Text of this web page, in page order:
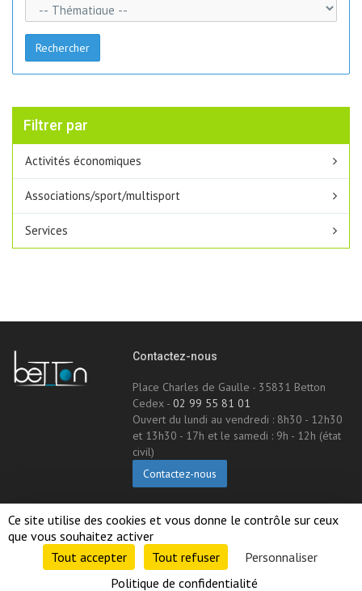
Rechercher
Filtrer par
Activités économiques
Associations/sport/multisport
Services
Contactez-nous
Place Charles de Gaulle - 35831 Betton
Cedex -02 99 55 81 01
Ouvert du lundi au vendredi : 8h30 - 12h30
et 13h30 - 17h et le samedi : 9h - 12h (état
civil)
Contactez-nous
Ce site utilise des cookies et vous donne le contrôle sur ceux
que vous souhaitez activer
Tout accepter
Tout refuser
Personnaliser
Politique de confidentialité